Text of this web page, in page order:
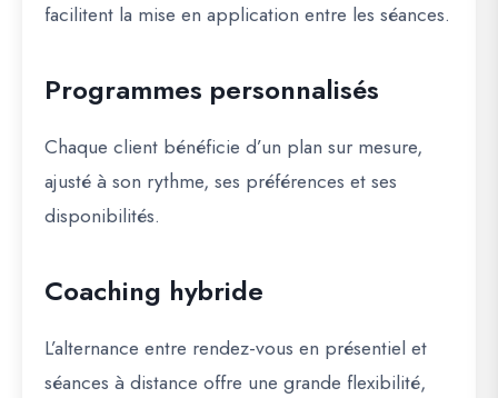
facilitent la mise en application entre les séances.
Programmes personnalisés
Chaque client bénéficie d’un plan sur mesure,
ajusté à son rythme, ses préférences et ses
disponibilités.
Coaching hybride
L’alternance entre rendez-vous en présentiel et
séances à distance offre une grande flexibilité,